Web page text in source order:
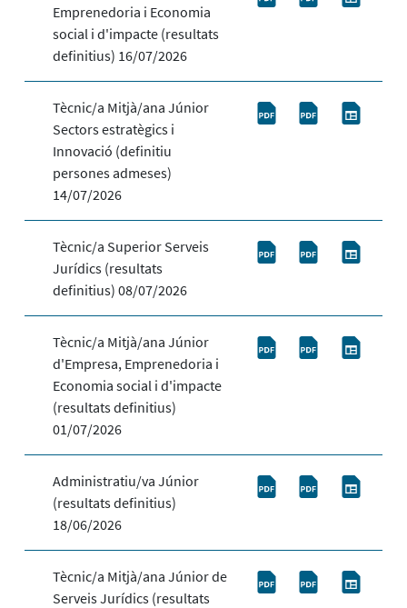
Emprenedoria i Economia
social i d'impacte (resultats
definitius) 16/07/2026
Tècnic/a Mitjà/ana Júnior
Sectors estratègics i
Innovació (definitiu
persones admeses)
14/07/2026
Tècnic/a Superior Serveis
Jurídics (resultats
definitius) 08/07/2026
Tècnic/a Mitjà/ana Júnior
d'Empresa, Emprenedoria i
Economia social i d'impacte
(resultats definitius)
01/07/2026
Administratiu/va Júnior
(resultats definitius)
18/06/2026
Tècnic/a Mitjà/ana Júnior de
Serveis Jurídics (resultats